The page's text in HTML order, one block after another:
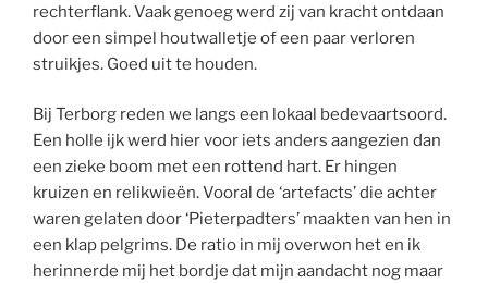
rechterflank. Vaak genoeg werd zij van kracht ontdaan
door een simpel houtwalletje of een paar verloren
struikjes. Goed uit te houden.
Bij Terborg reden we langs een lokaal bedevaartsoord.
Een holle ijk werd hier voor iets anders aangezien dan
een zieke boom met een rottend hart. Er hingen
kruizen en relikwieën. Vooral de ‘artefacts’ die achter
waren gelaten door ‘Pieterpadters’ maakten van hen in
een klap pelgrims. De ratio in mij overwon het en ik
herinnerde mij het bordje dat mijn aandacht nog maar